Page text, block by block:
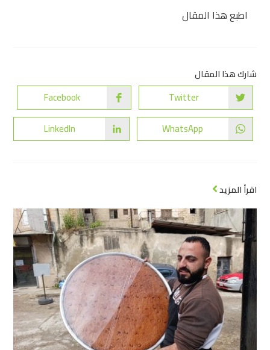
اطبع هذا المقال
شارك هذا المقال
Twitter
Facebook
WhatsApp
LinkedIn
اقرأ المزيد